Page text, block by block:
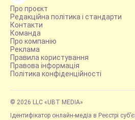
Про проєкт
Редакційна політика і стандарти
Контакти
Команда
Про компанію
Реклама
Правила користування
Правова інформація
Політика конфіденційності
© 2026 LLC «UBT MEDIA»
Ідентифікатор онлайн-медіа в Реєстрі